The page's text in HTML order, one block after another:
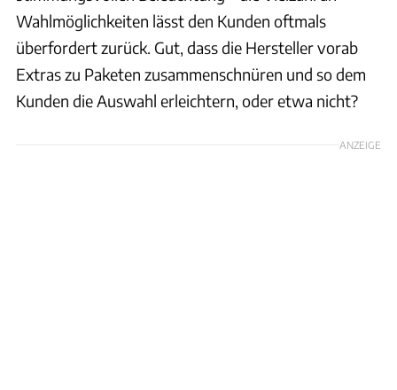
Wahlmöglichkeiten lässt den Kunden oftmals
überfordert zurück. Gut, dass die Hersteller vorab
Extras zu Paketen zusammenschnüren und so dem
Kunden die Auswahl erleichtern, oder etwa nicht?
ANZEIGE